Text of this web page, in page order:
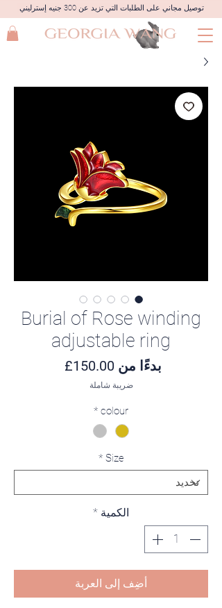
توصيل مجاني على الطلبات التي تزيد عن 300 جنيه إسترليني
Burial of Rose winding
adjustable ring
بدءًا من 150.00£ سعر البيع
ضريبة شاملة
colour
*
Size
*
الكمية *
أضِف إلى العربة